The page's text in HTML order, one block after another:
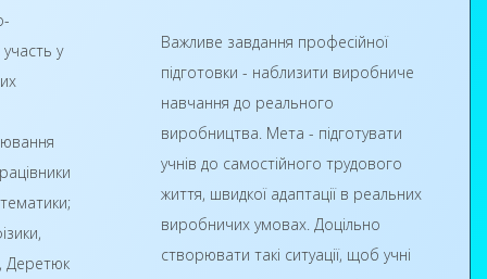
старанню рук юних майстрів хол
училища на І-му поверсі
перетворився на справжнє казкове
диво. Всюди миготіло, блищало,
переливалося яскравими барвами
розмаїття новорічних прикрас. Було
представлено безліч композицій,
створених руками юних майстрів.
у
Деретюк
Важливе завдання професійної
підготовки - наблизити виробниче
навчання до реального
виробництва. Мета - підготувати
учнів до самостійного трудового
життя, швидкої адаптації в реальних
виробничих умовах. Доцільно
створювати такі ситуації, щоб учні